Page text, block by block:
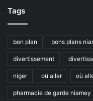
Tags
bon plan bons plans
divertissement
niger où aller où
pharmacie de garde niamey